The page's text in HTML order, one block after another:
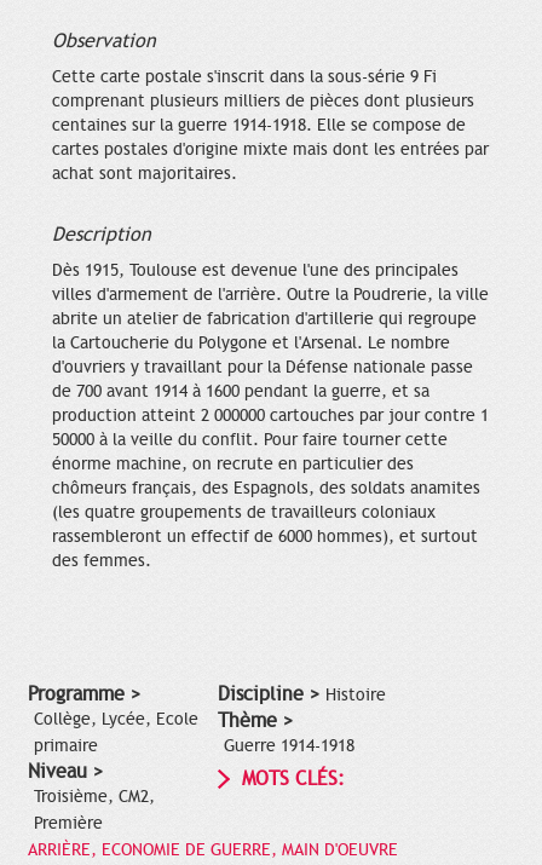
Observation
Cette carte postale s'inscrit dans la sous-série 9 Fi
comprenant plusieurs milliers de pièces dont plusieurs
centaines sur la guerre 1914-1918. Elle se compose de
cartes postales d'origine mixte mais dont les entrées par
achat sont majoritaires.
Description
Dès 1915, Toulouse est devenue l'une des principales
villes d'armement de l'arrière. Outre la Poudrerie, la ville
abrite un atelier de fabrication d'artillerie qui regroupe
la Cartoucherie du Polygone et l'Arsenal. Le nombre
d'ouvriers y travaillant pour la Défense nationale passe
de 700 avant 1914 à 1600 pendant la guerre, et sa
production atteint 2 000000 cartouches par jour contre 1
50000 à la veille du conflit. Pour faire tourner cette
énorme machine, on recrute en particulier des
chômeurs français, des Espagnols, des soldats anamites
(les quatre groupements de travailleurs coloniaux
rassembleront un effectif de 6000 hommes), et surtout
des femmes.
Programme >
Collège, Lycée, Ecole
primaire
Niveau >
Troisième, CM2,
Première
Discipline > Histoire
Thème >
Guerre 1914-1918
MOTS CLÉS:
ARRIÈRE, ECONOMIE DE GUERRE, MAIN D'OEUVRE